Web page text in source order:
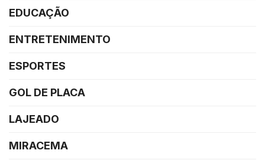
EDUCAÇÃO
ENTRETENIMENTO
ESPORTES
GOL DE PLACA
LAJEADO
MIRACEMA